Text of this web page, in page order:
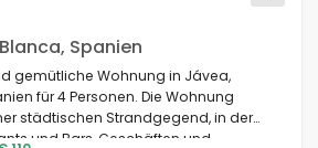
Spanien
gemütliche Wohnung in Jávea,
für 4 Personen. Die Wohnung
städtischen Strandgegend, in der
und Bars, Geschäften und